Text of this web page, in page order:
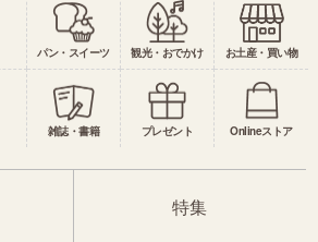
パン・スイーツ 観光・おでかけ お土産・買い物
雑誌・書籍 プレゼント Onlineストア
特集